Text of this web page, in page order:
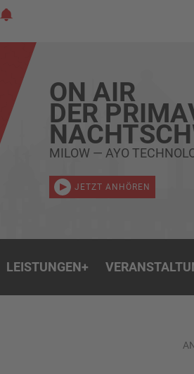
ON AIR
DER
MILOW — AYO
JETZT ANHÖREN
LEISTUNGEN+